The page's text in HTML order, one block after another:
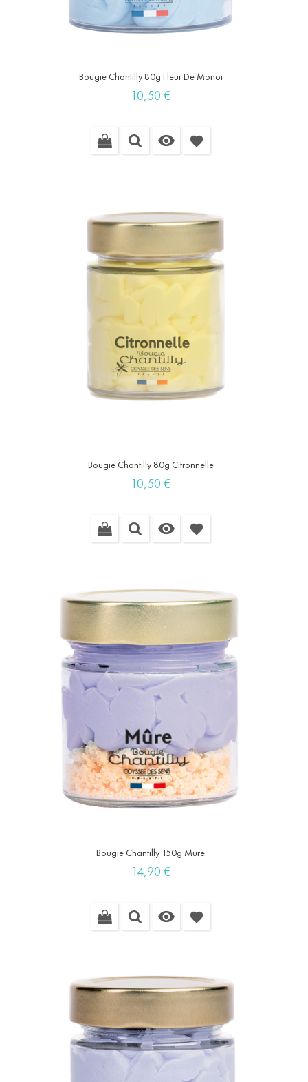
Bougie Chantilly 80g Fleur De Monoï
Prix
10,50 €
 favorite
Bougie Chantilly 80g Citronnelle
Prix
10,50 €
 favorite
Bougie Chantilly 150g Mure
Prix
14,90 €
 favorite